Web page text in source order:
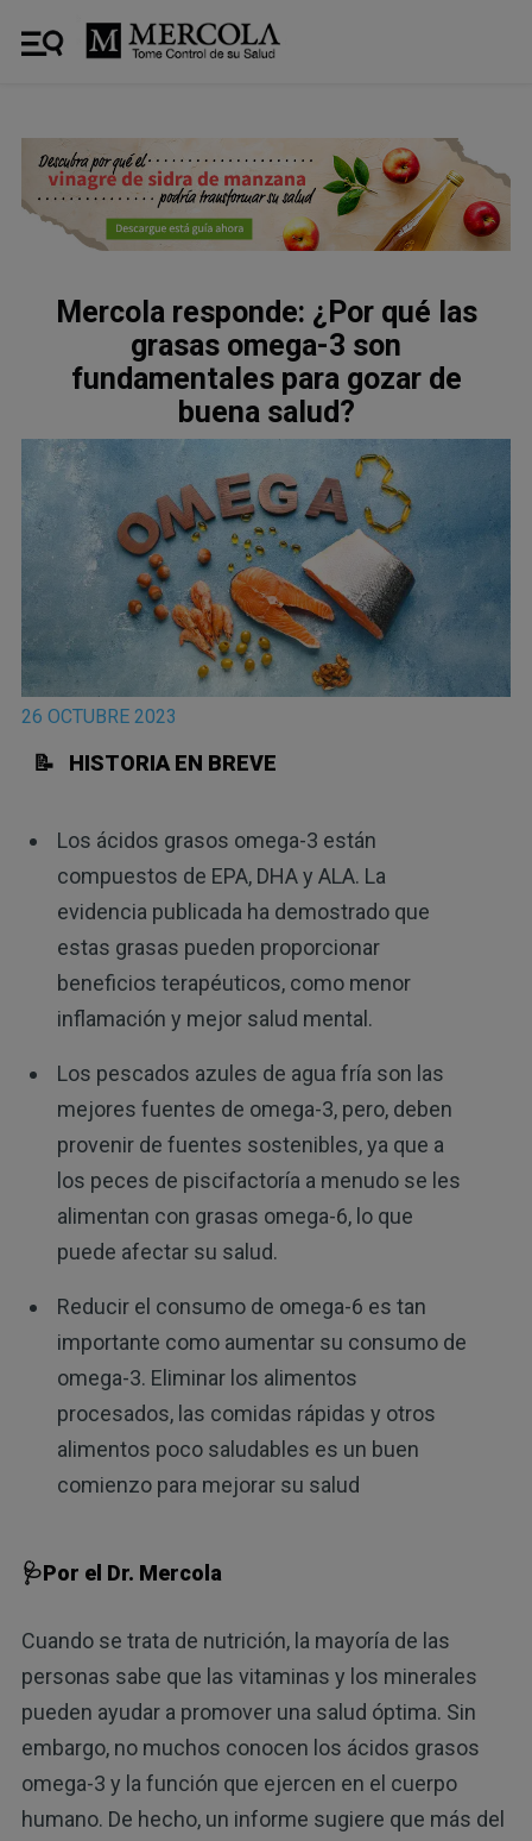
Mercola responde: ¿Por qué las
grasas omega-3 son
fundamentales para gozar de
buena salud?
26 OCTUBRE 2023
📝 HISTORIA EN BREVE
Los ácidos grasos omega-3 están
compuestos de EPA, DHA y ALA. La
evidencia publicada ha demostrado que
estas grasas pueden proporcionar
beneficios terapéuticos, como menor
inflamación y mejor salud mental.
Los pescados azules de agua fría son las
mejores fuentes de omega-3, pero, deben
provenir de fuentes sostenibles, ya que a
los peces de piscifactoría a menudo se les
alimentan con grasas omega-6, lo que
puede afectar su salud.
Reducir el consumo de omega-6 es tan
importante como aumentar su consumo de
omega-3. Eliminar los alimentos
procesados, las comidas rápidas y otros
alimentos poco saludables es un buen
comienzo para mejorar su salud
🩺Por el Dr. Mercola
Cuando se trata de nutrición, la mayoría de las
personas sabe que las vitaminas y los minerales
pueden ayudar a promover una salud óptima. Sin
embargo, no muchos conocen los ácidos grasos
omega-3 y la función que ejercen en el cuerpo
humano. De hecho, un informe sugiere que más del